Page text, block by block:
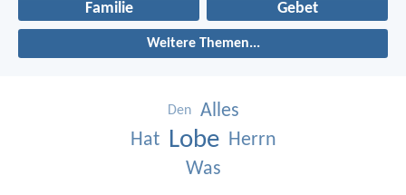
Familie Gebet
Weitere Themen...
Den
Alles
Hat Lobe Herrn
Was